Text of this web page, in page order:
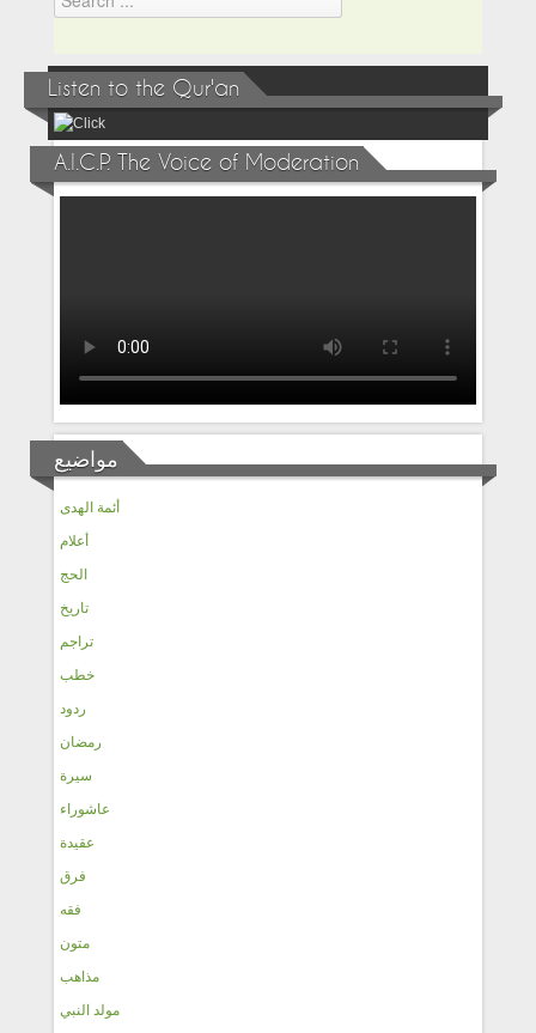
Listen to the Qur'an
A.I.C.P. The Voice of Moderation
مواضيع
أئمة الهدى
أعلام
الحج
تاريخ
تراجم
خطب
ردود
رمضان
سيرة
عاشوراء
عقيدة
فرق
فقه
متون
مذاهب
مولد النبي